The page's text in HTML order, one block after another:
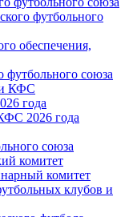
футбольного
обеспечения,
союза
КФС
года
2026 года
союза
комитет
комитет
клубов и